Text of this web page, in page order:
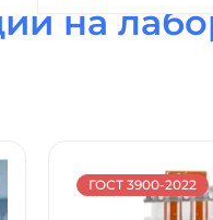
на
ГОСТ 3900-2022